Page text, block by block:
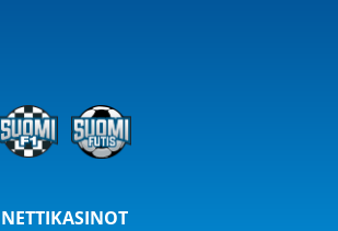
NETTIKASINOT